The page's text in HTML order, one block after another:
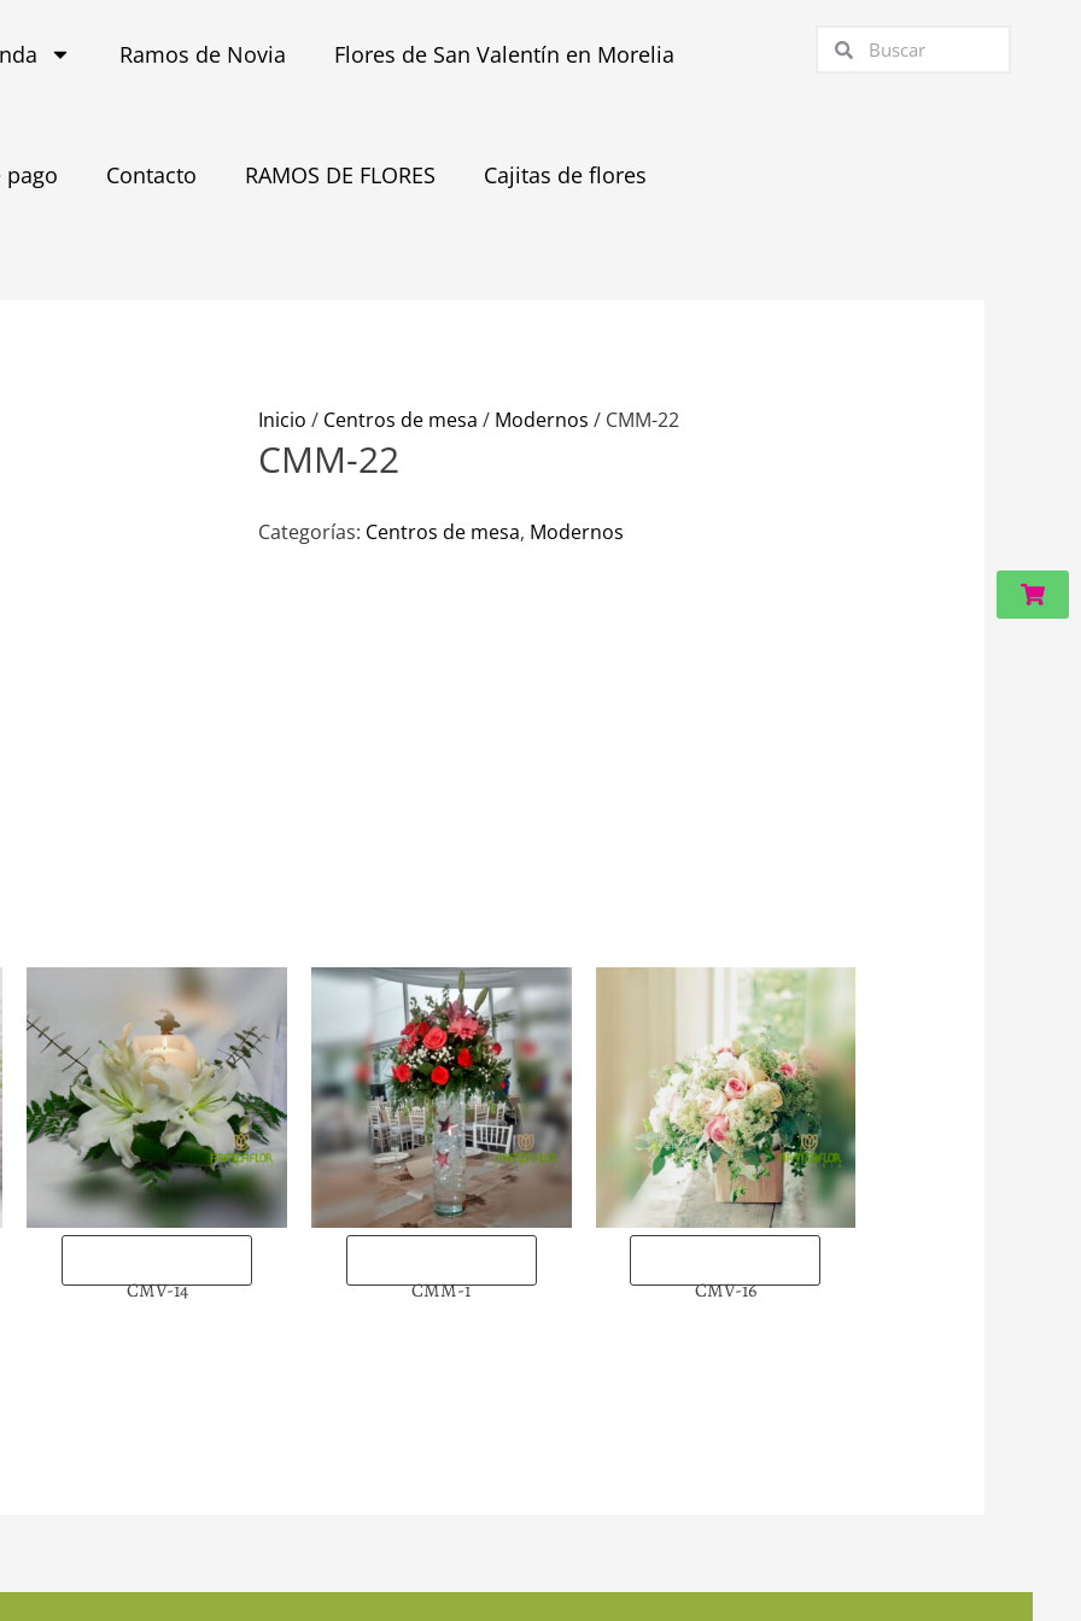
Ramos de Novia Flores de San Valentín en Morelia
pago Contacto RAMOS DE FLORES Cajitas de flores
BuscarBuscar
Inicio / Centros de mesa / Modernos / CMM-22
CMM-22
Categorías: Centros de mesa, Modernos
CMV-14 CMM-1 CMV-16